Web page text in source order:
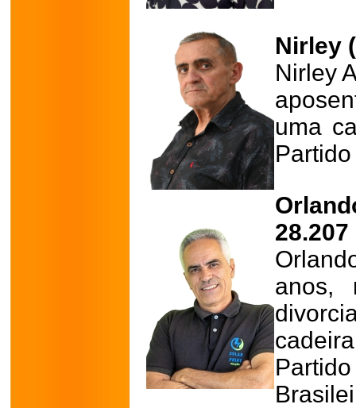
Nirley
Nirley
uma
28.207
anos,